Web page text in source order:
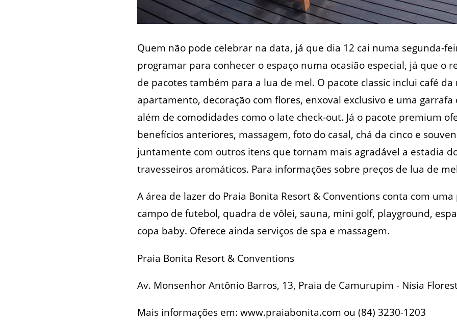
Quem não pode celebrar na data, já que dia 12 cai numa segunda-
programar para conhecer o espaço numa ocasião especial, já que o
de pacotes também para a lua de mel. O pacote classic inclui café
apartamento, decoração com flores, enxoval exclusivo e uma
além de comodidades como o late check-out. Já o pacote premium
benefícios anteriores, massagem, foto do casal, chá da cinco e
juntamente com outros itens que tornam mais agradável a estadia
travesseiros aromáticos. Para informações sobre preços de lua de
A área de lazer do Praia Bonita Resort & Conventions conta com uma
campo de futebol, quadra de vôlei, sauna, mini golf, playground,
copa baby. Oferece ainda serviços de spa e massagem.
Praia Bonita Resort & Conventions
Av. Monsenhor Antônio Barros, 13, Praia de Camurupim - Nísia
Mais informações em: www.praiabonita.com ou (84) 3230-1203